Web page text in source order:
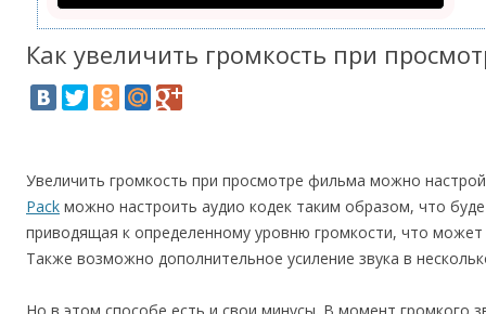
Как увеличить громкость при
Увеличить громкость при просмотре фильма можно
Pack можно настроить аудио кодек таким образом, что
приводящая к определенному уровню громкости, что может
Также возможно дополнительное усиление звука в